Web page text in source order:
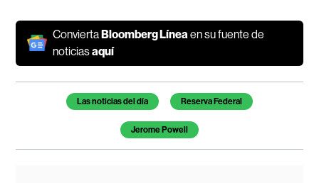
ConviertaBloomberg Línea en su fuente de
noticiasaquí
Temas de este artículo
Las noticias del día Reserva Federal
Jerome Powell